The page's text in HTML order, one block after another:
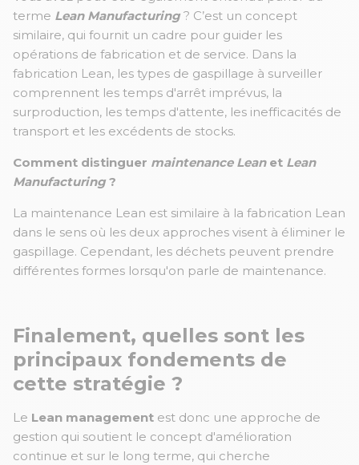
terme Lean Manufacturing ? C’est un concept
similaire, qui fournit un cadre pour guider les
opérations de fabrication et de service. Dans la
fabrication Lean, les types de gaspillage à surveiller
comprennent les temps d'arrêt imprévus, la
surproduction, les temps d'attente, les inefficacités de
transport et les excédents de stocks.
Comment distinguer maintenance Leanet Lean
Manufacturing?
La maintenance Lean est similaire à la fabrication Lean
dans le sens où les deux approches visent à éliminer le
gaspillage. Cependant, les déchets peuvent prendre
différentes formes lorsqu'on parle de maintenance.
Finalement, quelles sont les
principaux fondements de
cette stratégie ?
Le Lean management est donc une approche de
gestion qui soutient le concept d'amélioration
continue et sur le long terme, qui cherche